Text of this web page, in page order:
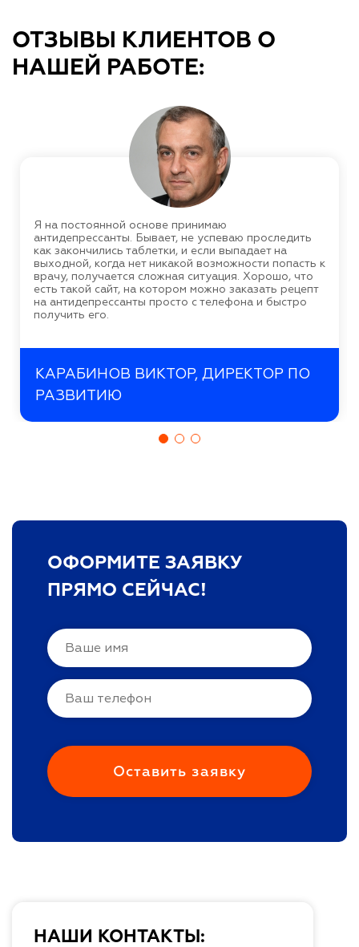
ОТЗЫВЫ КЛИЕНТОВ О
НАШЕЙ РАБОТЕ:
Я на постоянной основе принимаю
антидепрессанты. Бывает, не успеваю проследить
как закончились таблетки, и если выпадает на
выходной, когда нет никакой возможности попасть к
врачу, получается сложная ситуация. Хорошо, что
есть такой сайт, на котором можно заказать рецепт
на антидепрессанты просто с телефона и быстро
получить его.
КАРАБИНОВ ВИКТОР, ДИРЕКТОР ПО
РАЗВИТИЮ
ОФОРМИТЕ ЗАЯВКУ
ПРЯМО СЕЙЧАС!
НАШИ КОНТАКТЫ: